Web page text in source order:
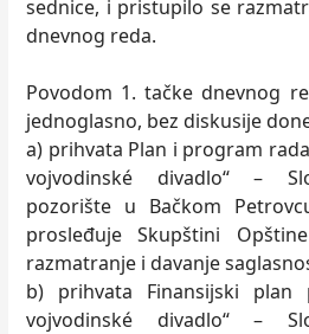
sednice, i pristupilo se
dnevnog reda.
Povodom 1. tačke dnevnog
jednoglasno, bez diskusije
a) prihvata Plan i program
vojvodinské divadlo“ –
pozorište u Bačkom
prosleđuje Skupštini
razmatranje i davanje
b) prihvata Finansijski plan
vojvodinské divadlo“ –